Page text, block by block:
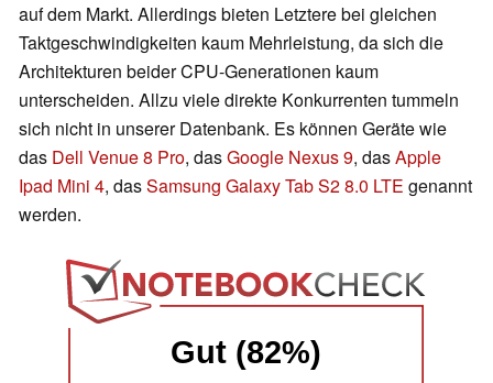
auf dem Markt. Allerdings bieten Letztere bei gleichen
Taktgeschwindigkeiten kaum Mehrleistung, da sich die
Architekturen beider CPU-Generationen kaum
unterscheiden. Allzu viele direkte Konkurrenten tummeln
sich nicht in unserer Datenbank. Es können Geräte wie
das Dell Venue 8 Pro, dasGoogle Nexus 9, dasApple
Ipad Mini 4, dasSamsung Galaxy Tab S2 8.0 LTE genannt
werden.
Gut (82%)